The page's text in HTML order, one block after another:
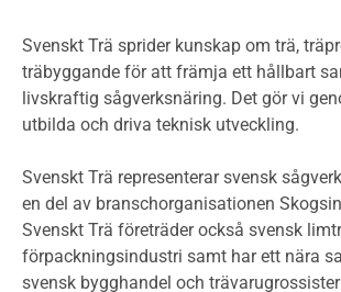
Miljödeklarationer och märkning
Termer och förkortningar
Planering
Klimatkalkylator hallar
Projektering av trähus - generellt
Byggsystem
Fasadsystem i skivmaterial
Bullerskärmar och andra
Svenskt Trä sprider kunskap om trä,
träbyggande för att främja ett hållbart
livskraftig sågverksnäring. Det gör vi
utbilda och driva teknisk utveckling.
Svenskt Trä representerar svensk
en del av branschorganisationen
Svenskt Trä företräder också svensk
förpackningsindustri samt har ett nära
svensk bygghandel och